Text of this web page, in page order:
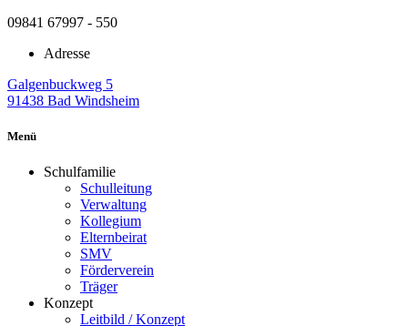
09841 67997 - 550
Adresse
Galgenbuckweg 5
91438 Bad Windsheim
Menü
Schulfamilie
Schulleitung
Verwaltung
Kollegium
Elternbeirat
SMV
Förderverein
Träger
Konzept
Leitbild / Konzept